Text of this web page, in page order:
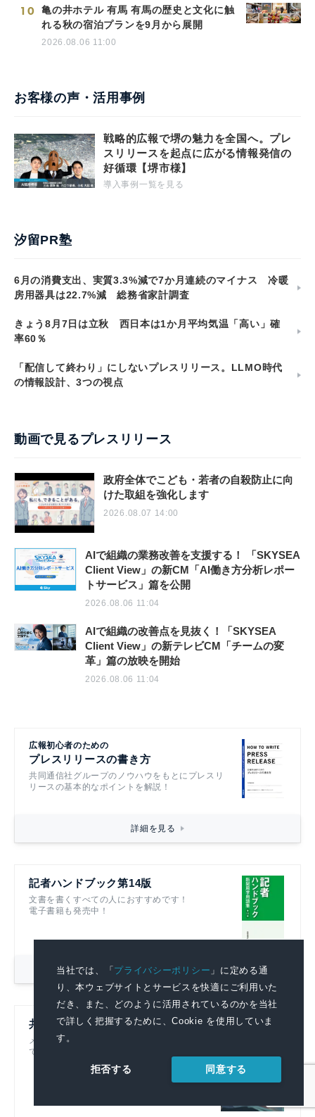
当社では、「プライバシーポリシー 」に定める通
り、本ウェブサイトとサービスを快適にご利用いた
だき、また、どのように活用されているのかを当社
で詳しく把握するために、Cookie を使用していま
す。
拒否する 同意する
10
亀の井ホテル 有馬 有馬の歴史と文化に触
れる秋の宿泊プランを9月から展開
2026.08.06 11:00
お客様の声・活用事例
戦略的広報で堺の魅力を全国へ。プレ
スリリースを起点に広がる情報発信の
好循環【堺市様】
導入事例一覧を見る
汐留PR塾
6月の消費支出、実質3.3%減で7か月連続のマイナス 冷暖
房用器具は22.7%減 総務省家計調査
きょう8月7日は立秋 西日本は1か月平均気温「高い」確
率60％
「配信して終わり」にしないプレスリリース。LLMO時代
の情報設計、3つの視点
動画で見るプレスリリース
政府全体でこども・若者の自殺防止に向
けた取組を強化します
2026.08.07 14:00
AIで組織の業務改善を支援する！ 「SKYSEA
Client View」の新CM「AI働き方分析レポー
トサービス」篇を公開
2026.08.06 11:04
AIで組織の改善点を見抜く！「SKYSEA
Client View」の新テレビCM「チームの変
革」篇の放映を開始
2026.08.06 11:04
広報初心者のための
プレスリリースの書き方
共同通信社グループのノウハウをもとにプレスリ
リースの基本的なポイントを解説！
詳細を見る
記者ハンドブック第14版
文書を書くすべての人におすすめです！
電子書籍も発売中！
詳細を見る
共同通信リアルタイムニュース
メディアに提供している記事をそのまま閲覧
できる広報部門必見のニュース配信サービス